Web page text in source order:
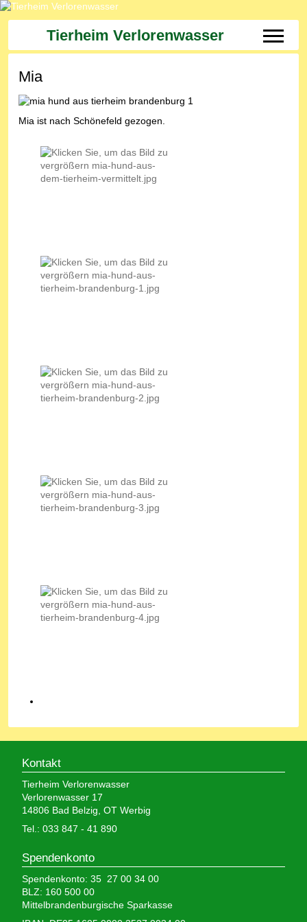
Tierheim Verlorenwasser Off-
Mia
Mia ist nach Schönefeld gezogen.
Kontakt
Tierheim Verlorenwasser
Verlorenwasser 17
14806 Bad Belzig, OT Werbig
Tel.: 033 847 - 41 890
Spendenkonto
Spendenkonto: 35 27 00 34 00
BLZ: 160 500 00
Mittelbrandenburgische Sparkasse